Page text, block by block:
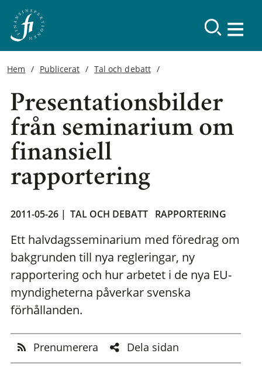
Hem Publicerat Tal och debatt
Presentationsbilder
från seminarium om
finansiell
rapportering
2011-05-26 | TAL OCH DEBATT RAPPORTERING
Ett halvdagsseminarium med föredrag om
bakgrunden till nya regleringar, ny
rapportering och hur arbetet i de nya EU-
myndigheterna påverkar svenska
förhållanden.
Prenumerera Dela sidan